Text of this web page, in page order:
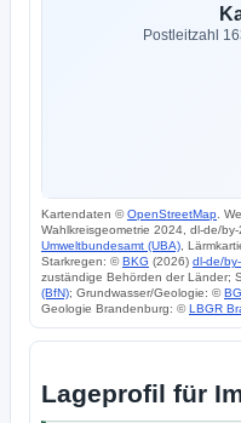
Postleitzahl
Kartendaten ©OpenStreetMap .
Wahlkreisgeometrie 2024, dl-de/
Umweltbundesamt (UBA) ,
Starkregen: ©BKG (2026) dl-de/
zuständige Behörden der Länder;
(BfN); Grundwasser/Geologie: ©
Geologie Brandenburg: ©LBGR
Lageprofil für